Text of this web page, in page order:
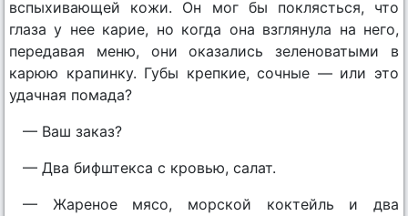
вспыхивающей кожи. Он мог бы поклясться, что
глаза у нее карие, но когда она взглянула на него,
передавая меню, они оказались зеленоватыми в
карюю крапинку. Губы крепкие, сочные — или это
удачная помада?
— Ваш заказ?
— Два бифштекса с кровью, салат.
— Жареное мясо, морской коктейль и два